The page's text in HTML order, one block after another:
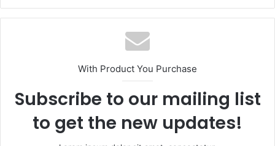
With Product You Purchase
Subscribe to our mailing list
to get the new updates!